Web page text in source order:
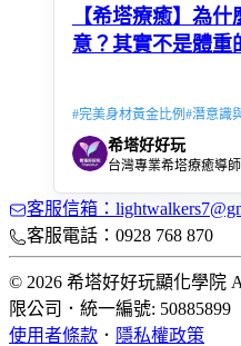
【希塔療癒】為
意？其實不是體重
#完美身材黃金比例 #潛意識
希塔好好玩
台灣專業希塔療癒導
客服信箱：
客服電話：0928 768 870
© 2026 希塔好好玩顯化學院
限公司 ． 統一編號: 50885899
使用者條款 ． 隱私權政策